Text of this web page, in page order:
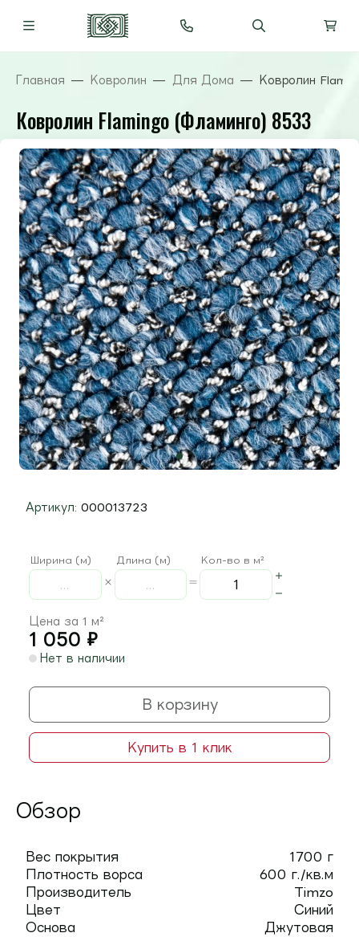
Главная Ковролин Для Дома Ковролин
Ковролин Flamingo (Фламинго) 8533
Артикул: 000013723
Ширина (м) Длина (м) Кол-во в м²
Цена за 1 м²
1 050 ₽
Нет в наличии
В корзину
Купить в 1 клик
Обзор
Вес покрытия
1700 г
Плотность ворса
600 г./кв.м
Производитель
Timzo
Цвет
Синий
Основа
Джутовая